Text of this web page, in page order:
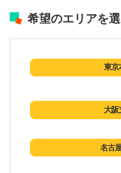
希望のエリアを
東京
大阪
名古